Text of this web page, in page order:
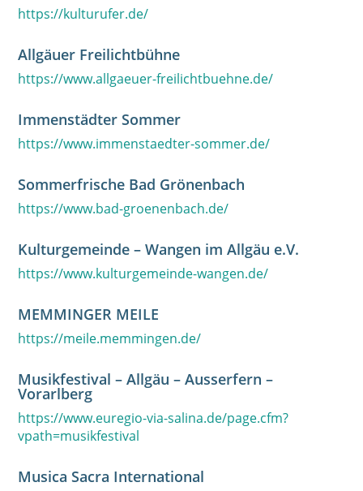
https://kulturufer.de/
Allgäuer Freilichtbühne
https://www.allgaeuer-freilichtbuehne.de/
Immenstädter Sommer
https://www.immenstaedter-sommer.de/
Sommerfrische Bad Grönenbach
https://www.bad-groenenbach.de/
Kulturgemeinde – Wangen im Allgäu e.V.
https://www.kulturgemeinde-wangen.de/
MEMMINGER MEILE
https://meile.memmingen.de/
Musikfestival – Allgäu – Ausserfern –
Vorarlberg
https://www.euregio-via-salina.de/page.cfm?
vpath=musikfestival
Musica Sacra International